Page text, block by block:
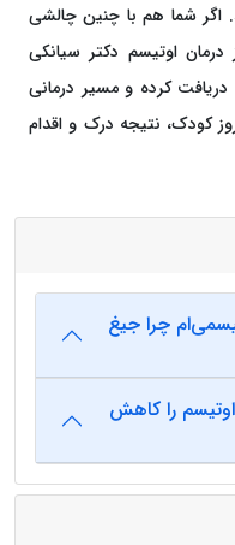
اگر شما هم با چنین چالشی
درمان اوتیسم دکتر سیانکی
دریافت کرده و مسیر درمانی
کودک، نتیجه درک و اقدام
چرا جیغ
را کاهش